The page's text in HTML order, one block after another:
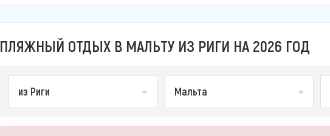
ПЛЯЖНЫЙ ОТДЫХ В МАЛЬТУ ИЗ РИГИ НА 2026 ГОД
из Риги Мальта